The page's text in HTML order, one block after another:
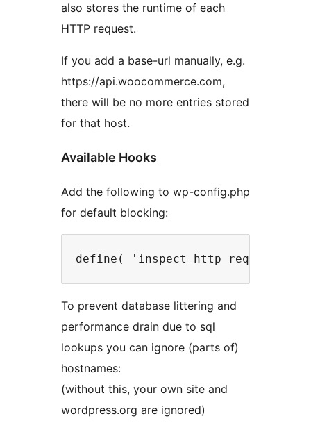
also stores the runtime of each
HTTP request.
If you add a base-url manually, e.g.
https://api.woocommerce.com,
there will be no more entries stored
for that host.
Available Hooks
Add the following to wp-config.php
for default blocking:
To prevent database littering and
performance drain due to sql
lookups you can ignore (parts of)
hostnames:
(without this, your own site and
wordpress.org are ignored)